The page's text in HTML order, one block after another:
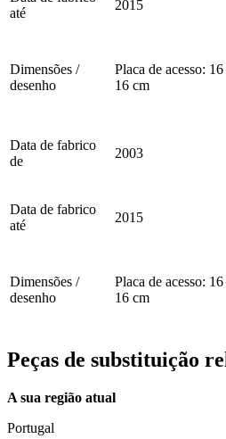
até
2015
Dimensões /
desenho
Placa de acesso:
16 cm
Data de fabrico
de
2003
Data de fabrico
até
2015
Dimensões /
desenho
Placa de acesso:
16 cm
Peças de substituição
A sua região atual
Portugal